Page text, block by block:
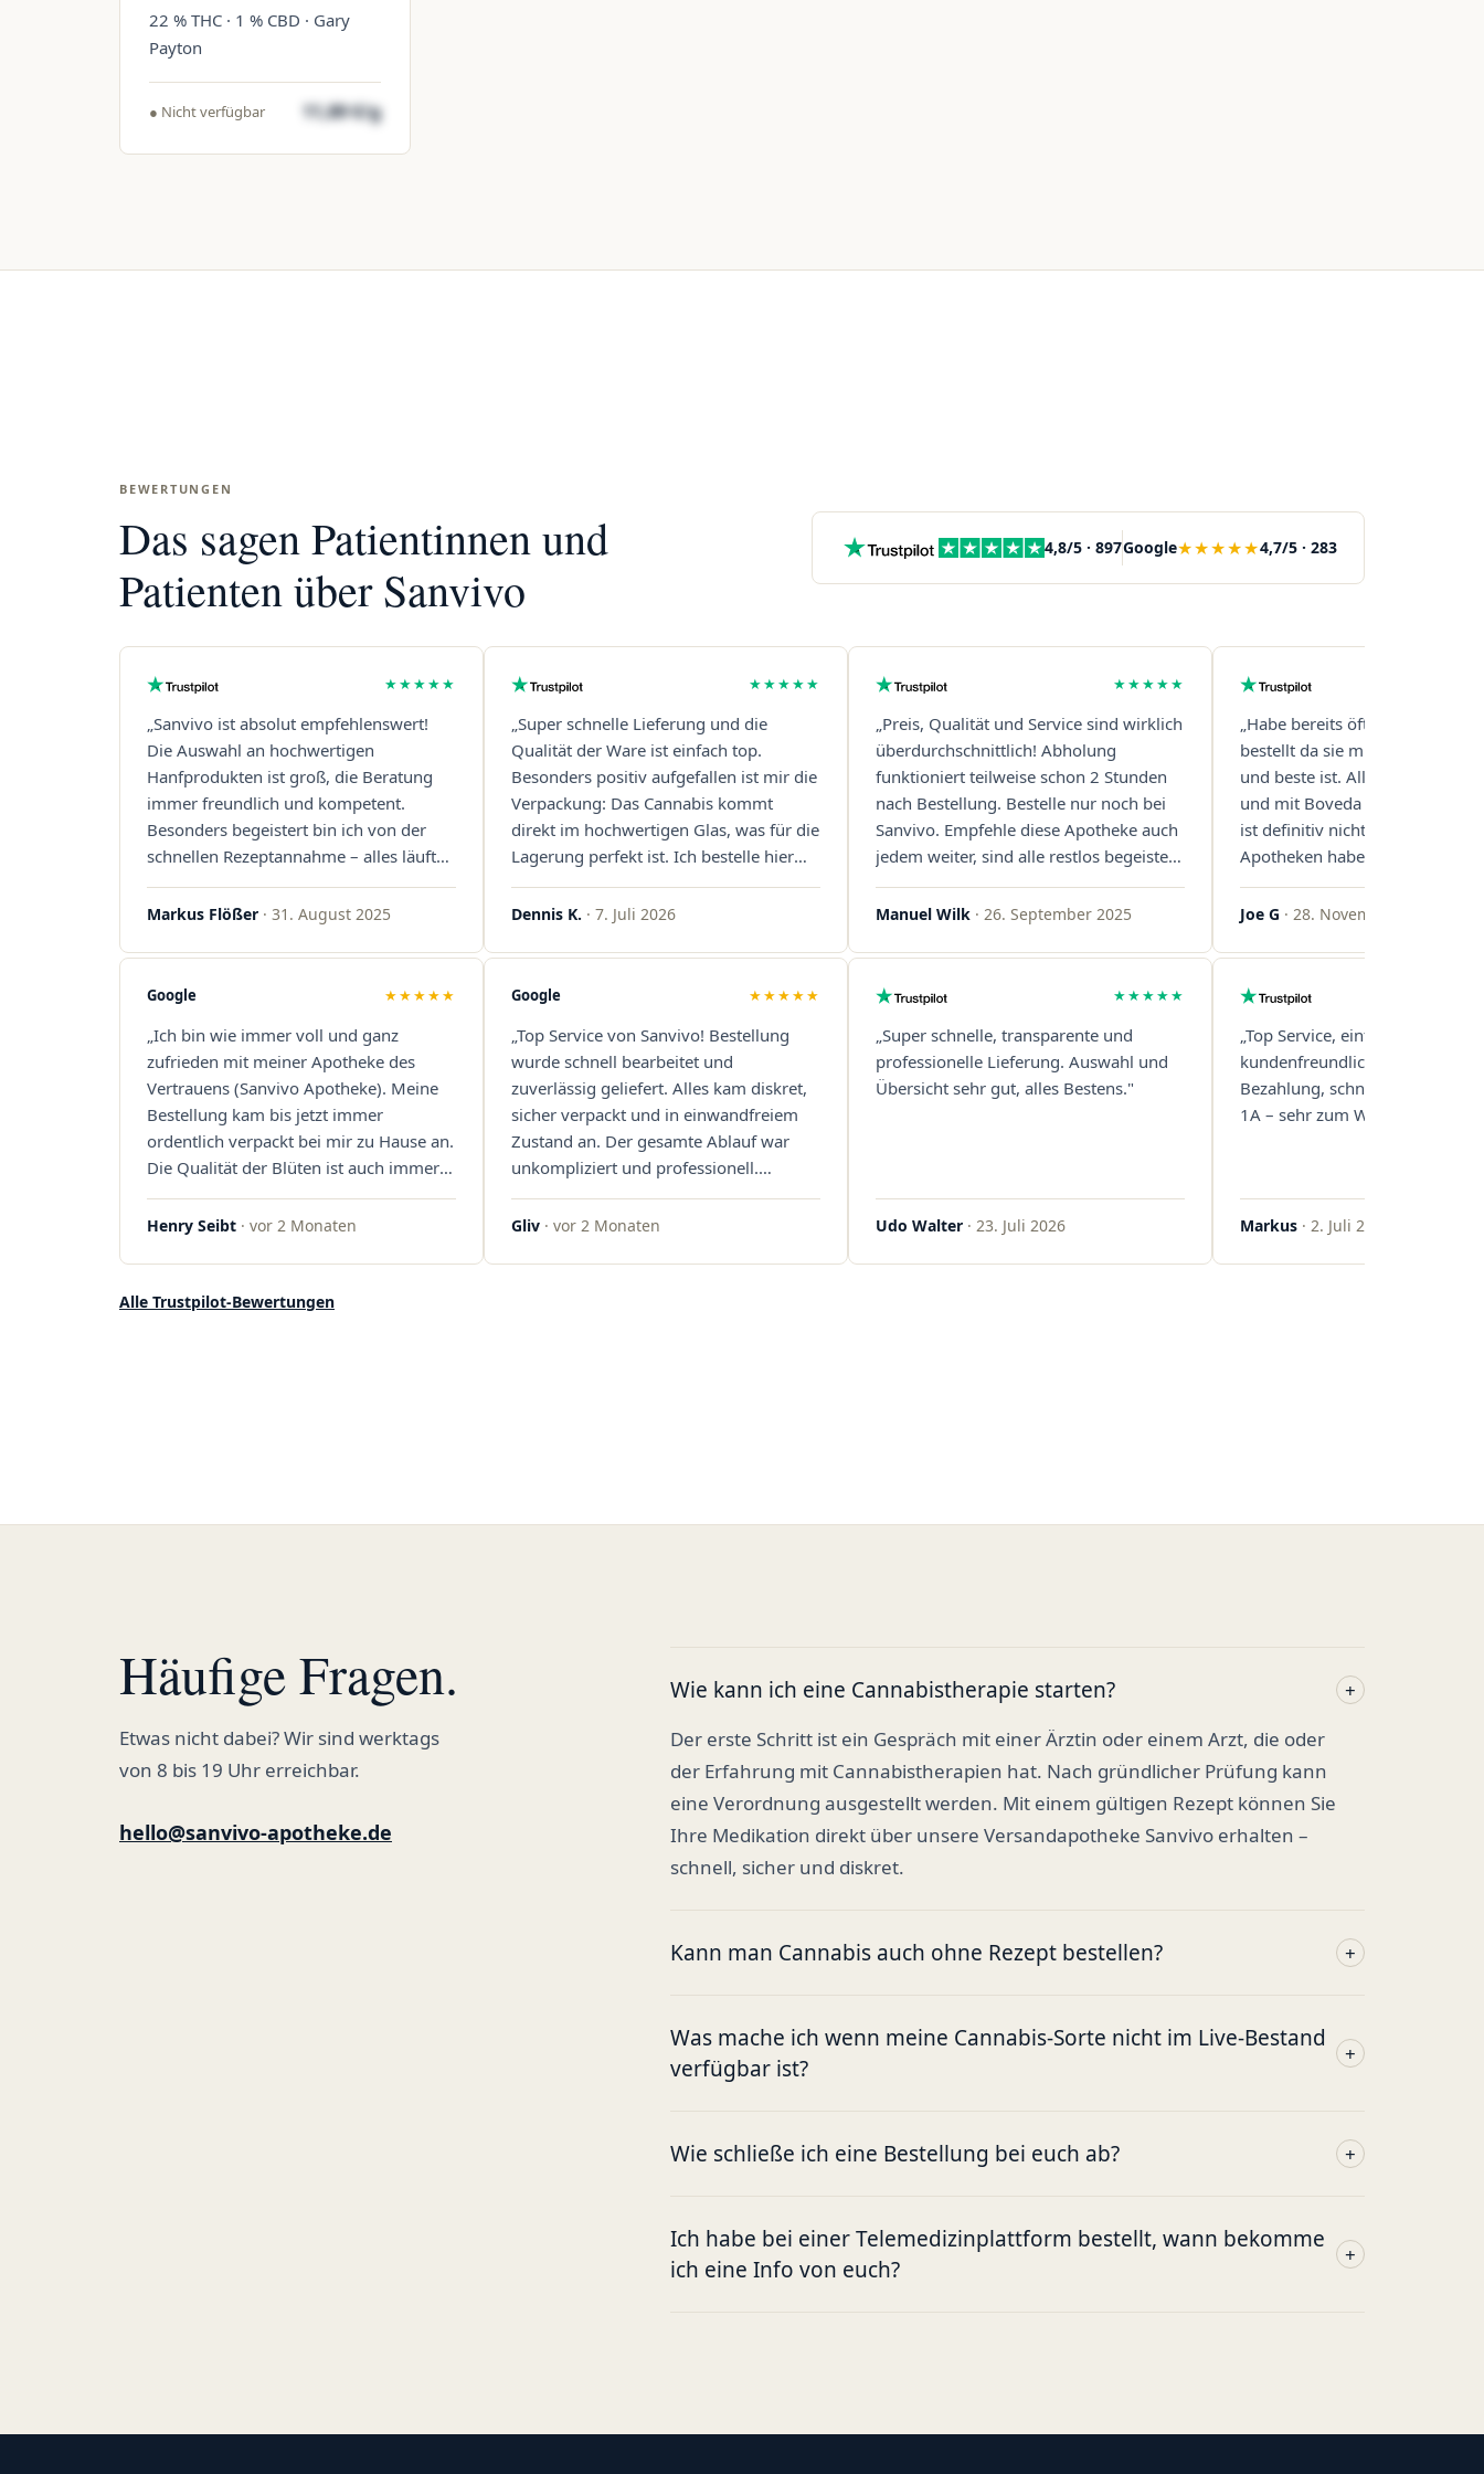
22 % THC · 1 % CBD · Gary
Payton
● Nicht verfügbar 11,89 €/g
BEWERTUNGEN
Das sagen Patientinnen und
Patienten über Sanvivo
4,8/5 · 897Google★★★★★4,7/5 · 283
★★★★★
„Sanvivo ist absolut empfehlenswert!
Die Auswahl an hochwertigen
Hanfprodukten ist groß, die Beratung
immer freundlich und kompetent.
Besonders begeistert bin ich von der
schnellen Rezeptannahme – alles läuft
unkompliziert und reibungslos. Auch die
Lieferungen sind extrem zügig, was mir
dass hier Qualität, Service und
Kundenzufriedenheit an erster Stelle
Sanvivo – ich bin rundum begeistert!"
Markus Flößer · 31. August 2025
★★★★★
„Super schnelle Lieferung und die
Qualität der Ware ist einfach top.
Besonders positiv aufgefallen ist mir die
Verpackung: Das Cannabis kommt
direkt im hochwertigen Glas, was für die
Lagerung perfekt ist. Ich bestelle hier
definitiv wieder!"
Dennis K. · 7. Juli 2026
★★★★★
„Preis, Qualität und Service sind wirklich
überdurchschnittlich! Abholung
funktioniert teilweise schon 2 Stunden
nach Bestellung. Bestelle nur noch bei
Sanvivo. Empfehle diese Apotheke auch
jedem weiter, sind alle restlos begeistert.
Immer wieder gern!"
Manuel Wilk · 26. September 2025
„Habe bereits öfter über diese
bestellt da sie mit Abstand die
und beste ist. Alles ist perfekt
und mit Boveda Pads in jedem
ist definitiv nicht die Norm, bei
Apotheken haben das nur zwei
gemacht. Bleibt so!"
Joe G · 28. November 2025
Google ★★★★★
„Ich bin wie immer voll und ganz
zufrieden mit meiner Apotheke des
Vertrauens (Sanvivo Apotheke). Meine
Bestellung kam bis jetzt immer
ordentlich verpackt bei mir zu Hause an.
Die Qualität der Blüten ist auch immer
auf einem hohen Niveau, die Auswahl
ist groß und die Preise sind fair. Die
Qualität. Ich bestelle hier schon länger
Henry Seibt · vor 2 Monaten
Google ★★★★★
„Top Service von Sanvivo! Bestellung
wurde schnell bearbeitet und
zuverlässig geliefert. Alles kam diskret,
sicher verpackt und in einwandfreiem
Zustand an. Der gesamte Ablauf war
unkompliziert und professionell.
Qualität und Kundenzufriedenheit
überzeugen auf ganzer Linie. Gerne
Gliv · vor 2 Monaten
★★★★★
„Super schnelle, transparente und
professionelle Lieferung. Auswahl und
Übersicht sehr gut, alles Bestens."
Udo Walter · 23. Juli 2026
„Top Service, einfache und
kundenfreundliche Abwicklung
Bezahlung, schnelle Lieferung.
1A – sehr zum
Markus · 2. Juli 2026
Alle Trustpilot-Bewertungen
Häufige Fragen.
Etwas nicht dabei? Wir sind werktags
von 8 bis 19 Uhr erreichbar.
hello@sanvivo-apotheke.de
Wie kann ich eine Cannabistherapie starten?
+
Der erste Schritt ist ein Gespräch mit einer Ärztin oder einem Arzt, die oder
der Erfahrung mit Cannabistherapien hat. Nach gründlicher Prüfung kann
eine Verordnung ausgestellt werden. Mit einem gültigen Rezept können Sie
Ihre Medikation direkt über unsere Versandapotheke Sanvivo erhalten –
schnell, sicher und diskret.
Kann man Cannabis auch ohne Rezept bestellen? +
Was mache ich wenn meine Cannabis-Sorte nicht im Live-Bestand
verfügbar ist?
+
Wie schließe ich eine Bestellung bei euch ab? +
Ich habe bei einer Telemedizinplattform bestellt, wann bekomme
ich eine Info von euch?
+